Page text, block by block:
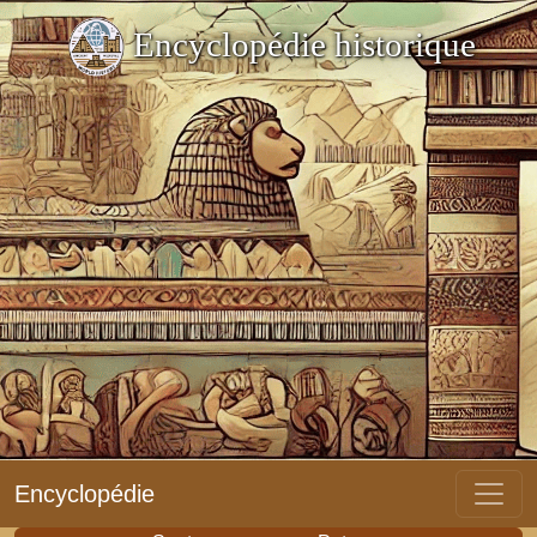
Encyclopédie historique
Encyclopédie